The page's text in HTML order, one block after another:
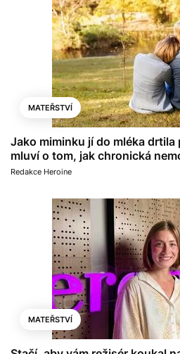
MATEŘSTVÍ
Jako miminku jí do mléka drtila
mluví o tom, jak chronická
Redakce Heroine
MATEŘSTVÍ